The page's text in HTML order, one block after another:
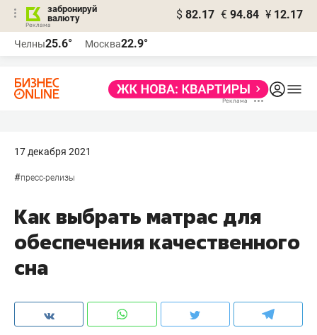
забронируй
валюту
$ 82.17 € 94.84 ¥ 12.17
Челны25.6° Москва22.9°
17 декабря 2021
#пресс-релизы
Как выбрать матрас для
обеспечения качественного
сна